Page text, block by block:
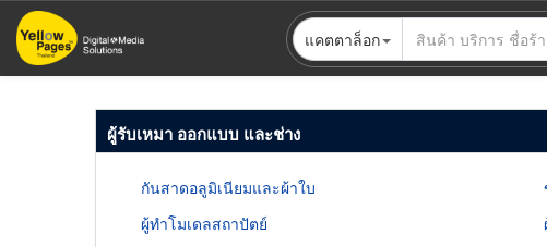
ข้าม
ไป
แคตตาล็อก
ผู้รับเหมา ออกแบบ และช่าง
กันสาดอลูมิเนียมและผ้าใบ
ผู้ทำโมเดลสถาปัตย์